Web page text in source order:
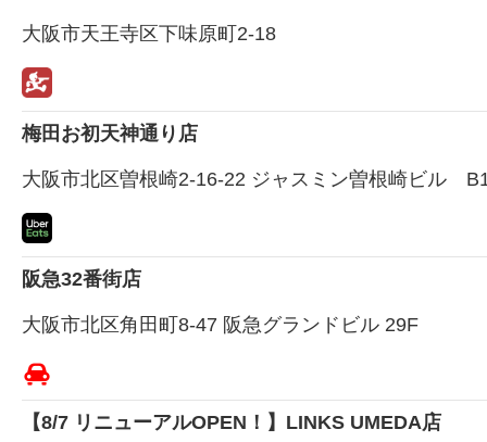
大阪市天王寺区下味原町2-18
梅田お初天神通り店
大阪市北区曽根崎2-16-22 ジャスミン曽根崎ビル
阪急32番街店
大阪市北区角田町8-47 阪急グランドビル 29F
【8/7 リニューアルOPEN！】LINKS UMEDA店